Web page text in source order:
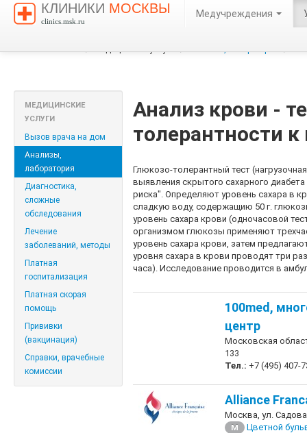
КЛИНИКИ МОСКВЫ
clinics.msk.ru
Медучреждения
Клиники Москвы / Медицинские услуги / Анализы, лаборатория /
МЕДИЦИНСКИЕ
УСЛУГИ
Вызов врача на дом
Анализы,
лаборатория
Диагностика,
сложные
обследования
Лечение
заболеваний, методы
Платная
госпитализация
Платная скорая
помощь
Прививки
(вакцинация)
Справки, врачебные
комиссии
Анализ крови -
толерантности к
Глюкозо-толерантный тест
выявления скрытого сахарного
риска". Определяют уровень сахара в
сладкую воду, содержащию 50 г.
уровень сахара крови (одночасовой
организмом глюкозы применяют
уровень сахара крови, затем
уровня сахара в крови проводят три
часа). Исследование проводится в
100med,
центр
Московская
133
Тел.: +7 (495) 407-
Alliance
Москва, ул.
М
Цветной